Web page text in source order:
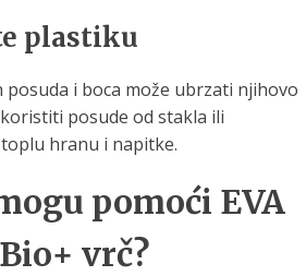
plastiku
i boca može ubrzati njihovo
posude od stakla ili
hranu i napitke.
pomoći EVA
vrč?